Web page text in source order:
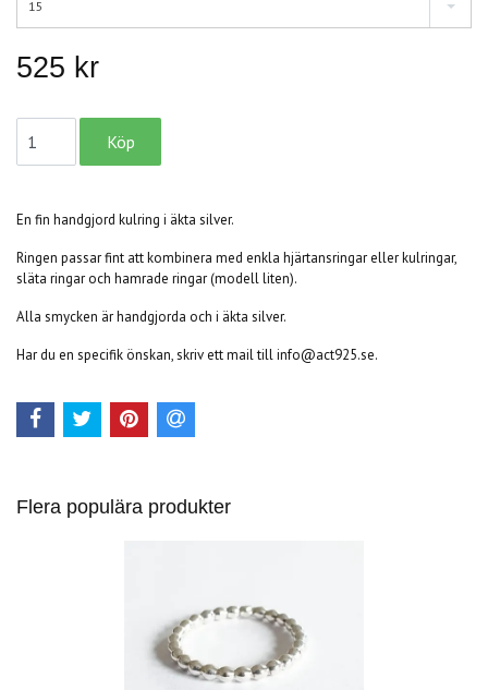
15
525 kr
En fin handgjord kulring i äkta silver.
Ringen passar fint att kombinera med enkla hjärtansringar eller kulringar,
släta ringar och hamrade ringar (modell liten).
Alla smycken är handgjorda och i äkta silver.
Har du en specifik önskan, skriv ett mail tillinfo@act925.se.
Flera populära produkter